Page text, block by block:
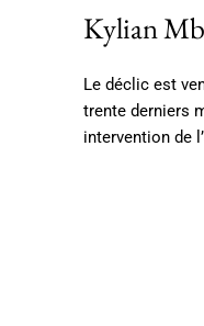
Kylian
Le déclic est
trente derniers
intervention de